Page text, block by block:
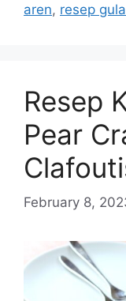
aren, resep
Resep
Pear
February 8,